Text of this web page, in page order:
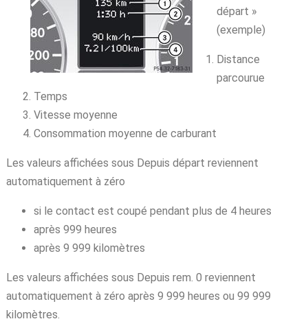
départ »
(exemple)
Distance
parcourue
Temps
Vitesse moyenne
Consommation moyenne de carburant
Les valeurs affichées sous Depuis départ reviennent
automatiquement à zéro
si le contact est coupé pendant plus de 4 heures
après 999 heures
après 9 999 kilomètres
Les valeurs affichées sous Depuis rem. 0 reviennent
automatiquement à zéro après 9 999 heures ou 99 999
kilomètres.